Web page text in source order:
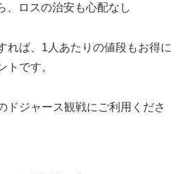
、ロスの治安も心配なし
れば、1人あたりの値段もお得に
トです。
ドジャース観戦にご利用くださ